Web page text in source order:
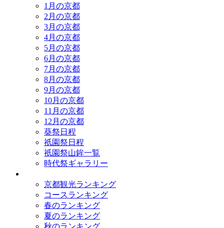
1月の京都
2月の京都
3月の京都
4月の京都
5月の京都
6月の京都
7月の京都
8月の京都
9月の京都
10月の京都
11月の京都
12月の京都
葵祭日程
祇園祭日程
祇園祭山鉾一覧
時代祭ギャラリー
京都観光ランキング
コースランキング
春のランキング
夏のランキング
秋のランキング